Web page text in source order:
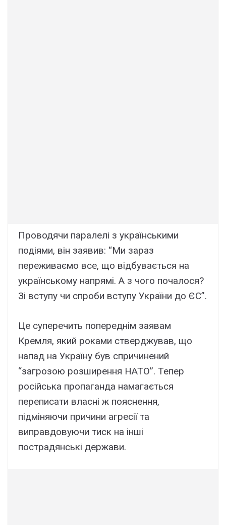
Проводячи паралелі з українськими
подіями, він заявив: “Ми зараз
переживаємо все, що відбувається на
українському напрямі. А з чого почалося?
Зі вступу чи спроби вступу України до ЄС”.
Це суперечить попереднім заявам
Кремля, який роками стверджував, що
напад на Україну був спричинений
“загрозою розширення НАТО”. Тепер
російська пропаганда намагається
переписати власні ж пояснення,
підміняючи причини агресії та
виправдовуючи тиск на інші
пострадянські держави.